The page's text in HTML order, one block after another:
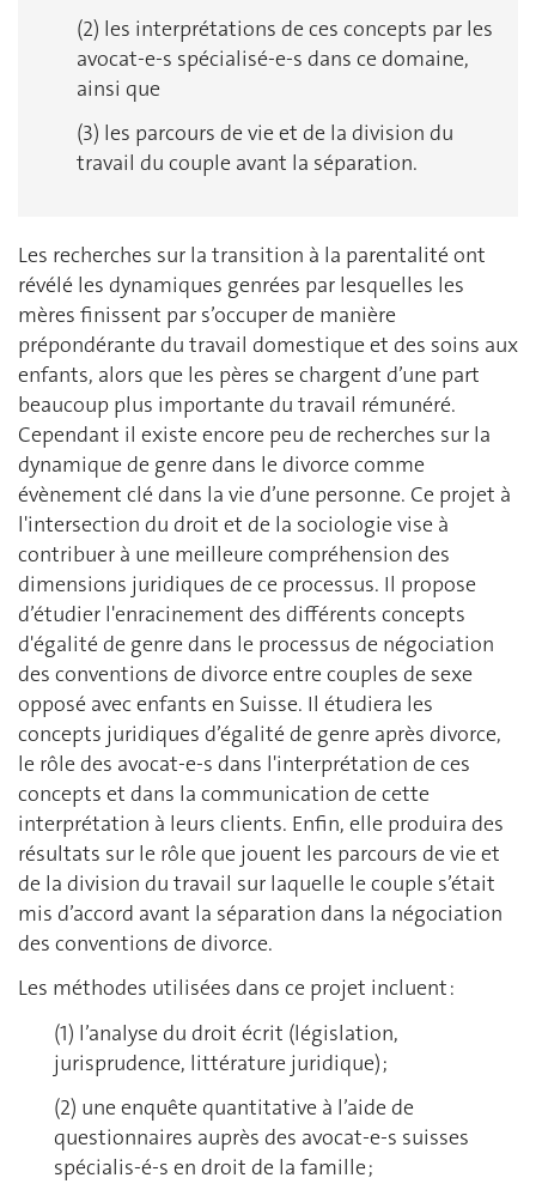
(2) les interprétations de ces concepts par les
avocat-e-s spécialisé-e-s dans ce domaine,
ainsi que
(3) les parcours de vie et de la division du
travail du couple avant la séparation.
Les recherches sur la transition à la parentalité ont
révélé les dynamiques genrées par lesquelles les
mères finissent par s’occuper de manière
prépondérante du travail domestique et des soins aux
enfants, alors que les pères se chargent d’une part
beaucoup plus importante du travail rémunéré.
Cependant il existe encore peu de recherches sur la
dynamique de genre dans le divorce comme
évènement clé dans la vie d’une personne. Ce projet à
l'intersection du droit et de la sociologie vise à
contribuer à une meilleure compréhension des
dimensions juridiques de ce processus. Il propose
d’étudier l'enracinement des différents concepts
d'égalité de genre dans le processus de négociation
des conventions de divorce entre couples de sexe
opposé avec enfants en Suisse. Il étudiera les
concepts juridiques d’égalité de genre après divorce,
le rôle des avocat-e-s dans l'interprétation de ces
concepts et dans la communication de cette
interprétation à leurs clients. Enfin, elle produira des
résultats sur le rôle que jouent les parcours de vie et
de la division du travail sur laquelle le couple s’était
mis d’accord avant la séparation dans la négociation
des conventions de divorce.
Les méthodes utilisées dans ce projet incluent :
(1) l’analyse du droit écrit (législation,
jurisprudence, littérature juridique) ;
(2) une enquête quantitative à l’aide de
questionnaires auprès des avocat-e-s suisses
spécialis-é-s en droit de la famille ;